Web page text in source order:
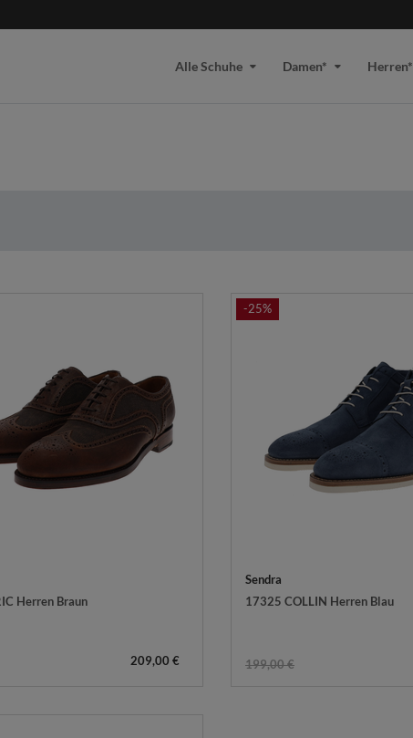
Alle Schuhe Damen* Herren*
Herren Braun
209,00 €
-25%
Sendra
17325 COLLIN Herren Blau
199,00 €